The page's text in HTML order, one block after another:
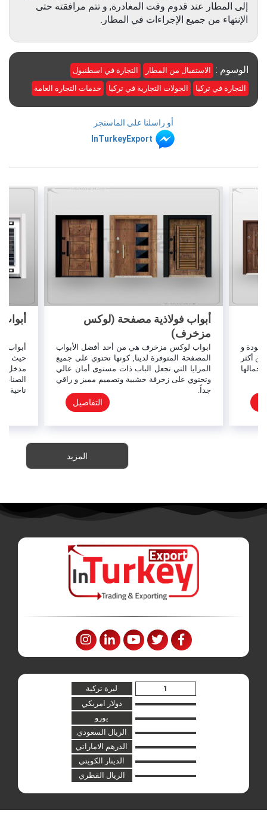
إلى المطار عند قدوم وقت المغادرة, و تتم مرافقته حتى
الإنتهاء من جميع الإجراءات في المطار.
الوسوم : الاستقبال من المطار
التجارة في اسطنبول
التجارة في تركيا
الجولات التجارية في تركيا خدمات التجارة العامة
أو راسلنا على الماسنجر
InTurkeyExport
و
أكثر
أبواب فولاذية مصفحة (لوكس
مزخرف)
ابواب لوكس مزخرف هي من أحد أفضل الأبواب
المصفحة المتوفرة لدينا, كونها تحتوي على جميع
المزايا التي تجعل الباب ذات مستوى أمان عالي
وتحتوي على زخرفة خشبية وتصميم مميز و راقي
جداً.
التفاصيل
أبواب
حيث
مدخل
ناحية
المزيد
ليرة تركية
دولار امريكي
يورو
الريال السعودي
الدرهم الاماراتي
الدينار الكويتي
الريال القطري